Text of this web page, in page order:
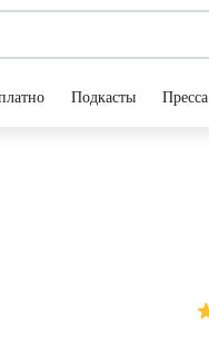
Подкасты Пресса